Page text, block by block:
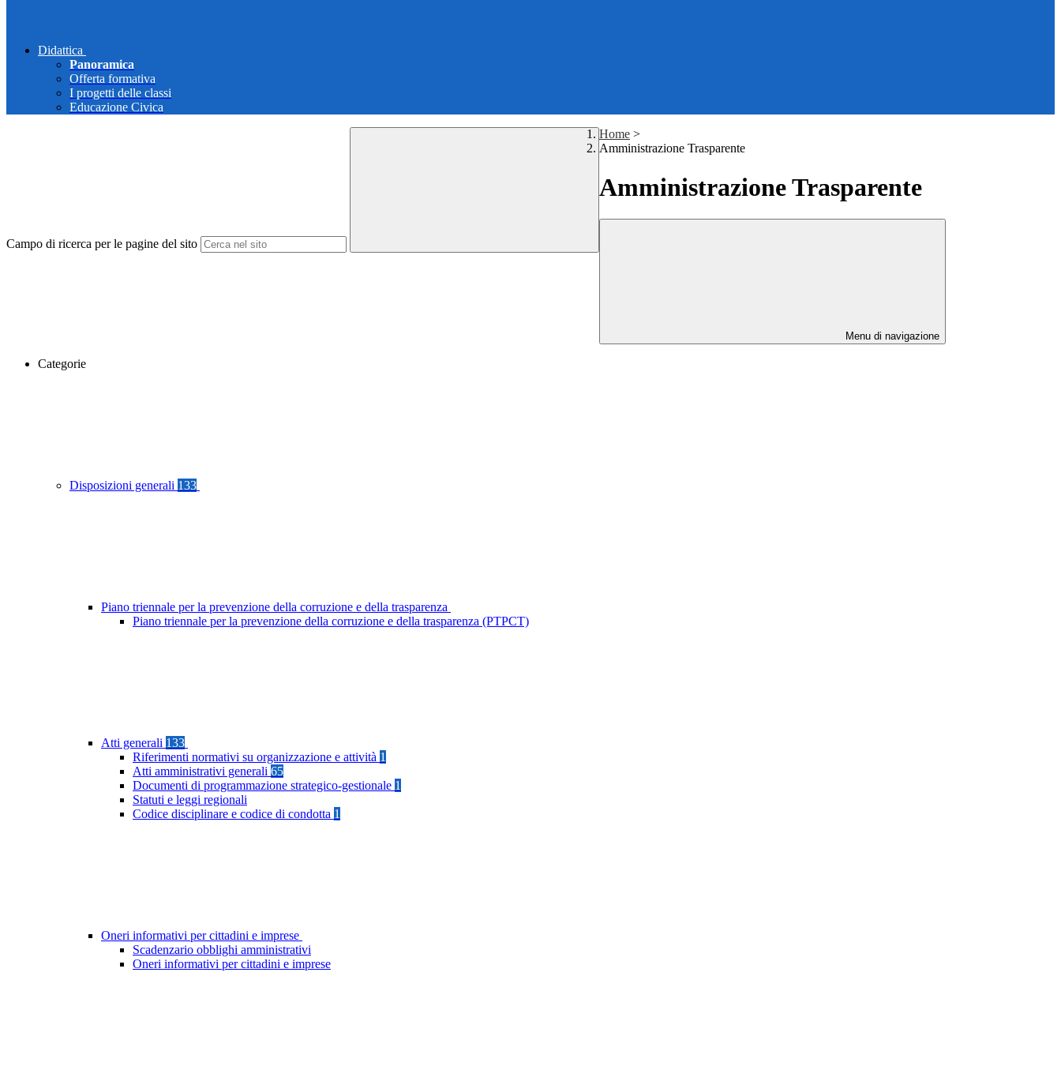
Didattica
Panoramica
Offerta formativa
I progetti delle classi
Educazione Civica
Campo di ricerca per le pagine del sito
Home >
Amministrazione Trasparente
Amministrazione Trasparente
Menu di navigazione
Categorie
Disposizioni generali 133
Piano triennale per la prevenzione della corruzione e della trasparenza
Piano triennale per la prevenzione della corruzione e della trasparenza (PTPCT)
Atti generali 133
Riferimenti normativi su organizzazione e attività 1
Atti amministrativi generali 65
Documenti di programmazione strategico-gestionale 1
Statuti e leggi regionali
Codice disciplinare e codice di condotta 1
Oneri informativi per cittadini e imprese
Scadenzario obblighi amministrativi
Oneri informativi per cittadini e imprese